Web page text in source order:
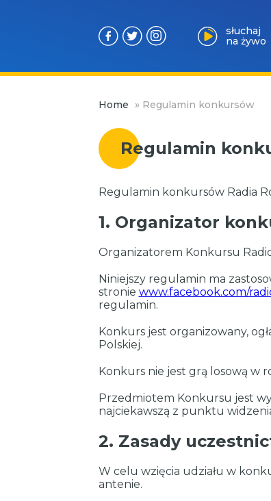
słuchaj
na żywo
Home » Regulamin konkursów
Regulamin
Regulamin konkursów Radia
1. Organizator
Organizatorem Konkursu
Niniejszy regulamin ma
stronie www.facebook.com/
regulamin.
Konkurs jest organizowany,
Polskiej.
Konkurs nie jest grą losową w
Przedmiotem Konkursu jest
najciekawszą z punktu
2. Zasady
W celu wzięcia udziału w
antenie.